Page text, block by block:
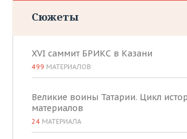
Сюжеты
XVI саммит БРИКС в Казани
499 МАТЕРИАЛОВ
Великие воины Татарии. Цикл
материалов
24 МАТЕРИАЛА